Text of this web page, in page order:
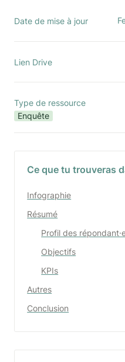
Date de mise à jour
Lien Drive
Type de ressource
Enquête
Ce que tu trouveras
Infographie
Résumé
Profil des
Objectifs
KPIs
Autres
Conclusion